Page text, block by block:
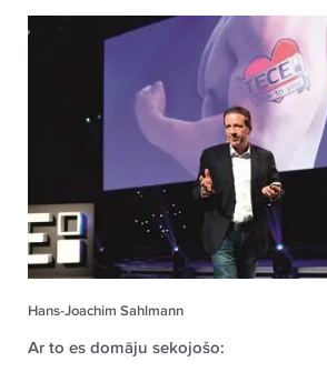
Hans-Joachim Sahlmann
Ar to es domāju sekojošo: